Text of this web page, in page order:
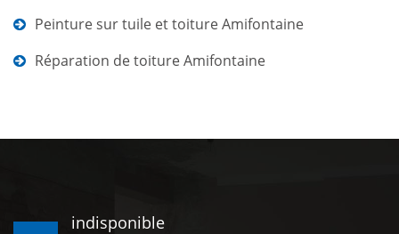
Peinture sur tuile et toiture Amifontaine
Réparation de toiture Amifontaine
indisponible